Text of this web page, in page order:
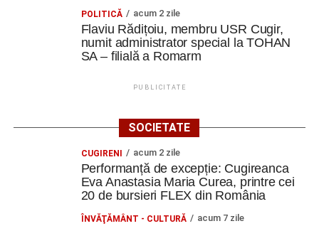
POLITICĂ acum 2 zile
Flaviu Rădițoiu, membru USR Cugir,
numit administrator special la TOHAN
SA – filială a Romarm
PUBLICITATE
SOCIETATE
CUGIRENI acum 2 zile
Performanță de excepție: Cugireanca
Eva Anastasia Maria Curea, printre cei
20 de bursieri FLEX din România
ÎNVĂŢĂMÂNT - CULTURĂ acum 7 zile